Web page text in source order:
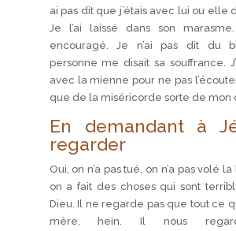
ai pas dit que j’étais avec lui ou elle
Je l’ai laissé dans son
encouragé. Je n’ai pas dit du
personne me disait sa souffrance.
avec la mienne pour ne pas
que de la miséricorde sorte de mon
En demandant à
regarder
Oui, on n’a pas tué, on n’a pas volé
on a fait des choses qui sont
Dieu. Il ne regarde pas que tout ce
mère, hein. Il nous